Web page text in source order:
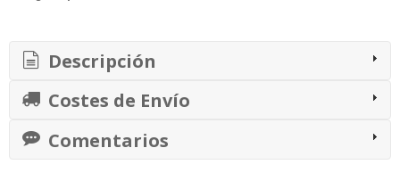
Descripción
Costes de Envío
Comentarios